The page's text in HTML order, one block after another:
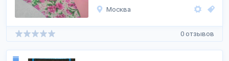
Москва
0 отзывов